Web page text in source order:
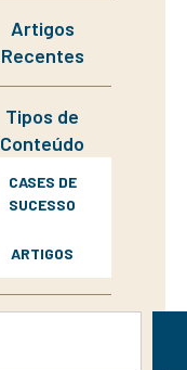
Artigos
Recentes
Tipos de
Conteúdo
CASES DE
SUCESSO
ARTIGOS